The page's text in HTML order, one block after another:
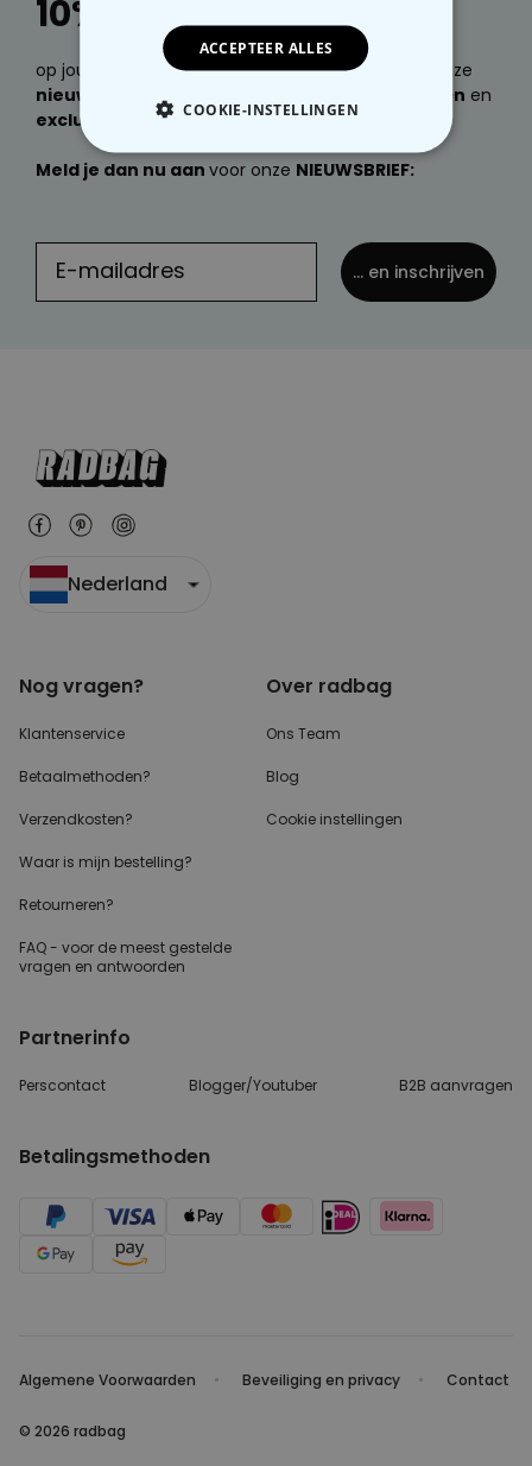
10% korting
op jouw volgende bestelling. Wil je e-mails over onze
nieuwste producten, geweldige cadeau ideeën en
exclusieve kortingenontvangen?
Meld je dan nu aan voor onze NIEUWSBRIEF:
... en inschrijven
Nederland
Nog vragen?
Klantenservice
Betaalmethoden?
Verzendkosten?
Waar is mijn bestelling?
Retourneren?
FAQ - voor de meest gestelde
vragen en antwoorden
Over radbag
Ons Team
Blog
Cookie instellingen
Partnerinfo
Perscontact Blogger/Youtuber B2B aanvragen
Betalingsmethoden
Algemene Voorwaarden Beveiliging en privacy Contact
© 2026 radbag
ACCEPTEER ALLES
COOKIE-INSTELLINGEN
NOODZAKELIJK
MARKETING OVERIGE